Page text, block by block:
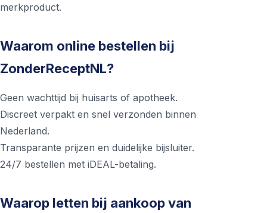
merkproduct.
Waarom online bestellen bij
ZonderReceptNL?
Geen wachttijd bij huisarts of apotheek.
Discreet verpakt en snel verzonden binnen
Nederland.
Transparante prijzen en duidelijke bijsluiter.
24/7 bestellen met iDEAL-betaling.
Waarop letten bij aankoop van